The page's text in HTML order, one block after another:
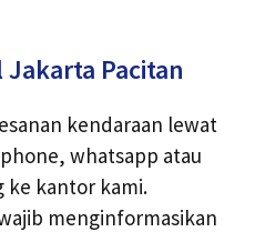
Pacitan
kendaraan lewat
whatsapp atau
ke kantor kami.
menginformasikan